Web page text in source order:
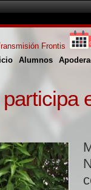
Alumnos
Frontis